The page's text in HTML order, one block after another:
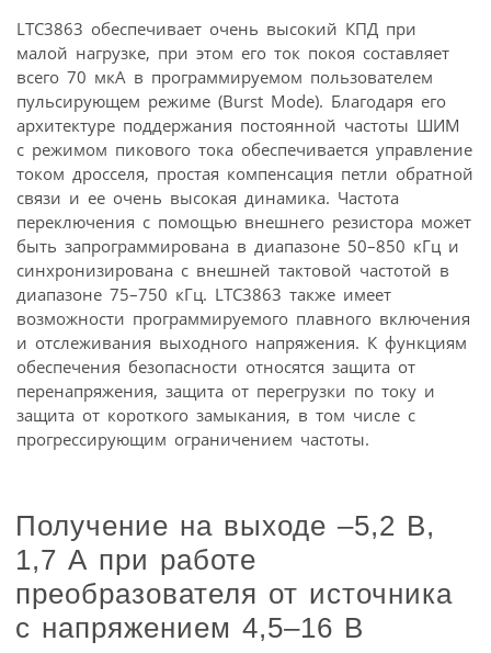
LTC3863 обеспечивает очень высокий КПД при
малой нагрузке, при этом его ток покоя составляет
всего 70 мкА в программируемом пользователем
пульсирующем режиме (Burst Mode). Благодаря его
архитектуре поддержания постоянной частоты ШИМ
с режимом пикового тока обеспечивается управление
током дросселя, простая компенсация петли обратной
связи и ее очень высокая динамика. Частота
переключения с помощью внешнего резистора может
быть запрограммирована в диапазоне 50–850 кГц и
синхронизирована с внешней тактовой частотой в
диапазоне 75–750 кГц. LTC3863 также имеет
возможности программируемого плавного включения
и отслеживания выходного напряжения. К функциям
обеспечения безопасности относятся защита от
перенапряжения, защита от перегрузки по току и
защита от короткого замыкания, в том числе с
прогрессирующим ограничением частоты.
Получение на выходе –5,2 В,
1,7 А при работе
преобразователя от источника
с напряжением 4,5–16 В